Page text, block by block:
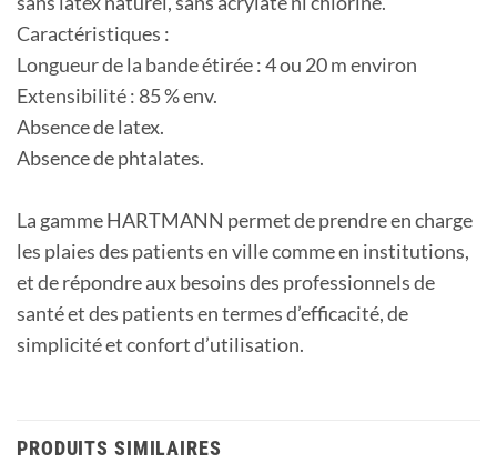
Caractéristiques :
Longueur de la bande étirée : 4 ou 20 m environ
Extensibilité : 85 % env.
Absence de latex.
Absence de phtalates.
La gamme HARTMANN permet de prendre en charge
les plaies des patients en ville comme en institutions,
et de répondre aux besoins des professionnels de
santé et des patients en termes d’efficacité, de
simplicité et confort d’utilisation.
PRODUITS SIMILAIRES